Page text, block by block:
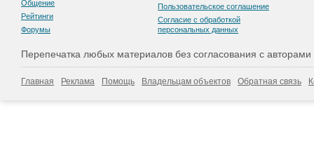
Общение
Рейтинги
Форумы
Пользовательскоe соглашение
Согласие с обработкой
персональных данных
Перепечатка любых материалов без согласования с
Главная Реклама Помощь Владельцам объектов Обратная связь